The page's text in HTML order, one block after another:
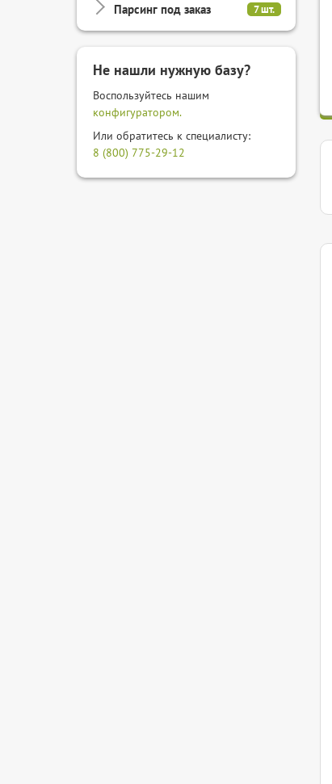
Парсинг под заказ 7 шт.
Не нашли нужную базу?
Воспользуйтесь нашим
конфигуратором.
Или обратитесь к специалисту:
8 (800) 775-29-12